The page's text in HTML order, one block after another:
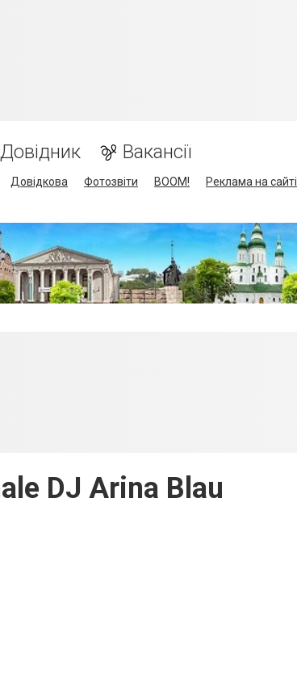
Довідник Вакансії
Довідкова Фотозвіти BOOM! Реклама на сайті
DJ Arina Blau